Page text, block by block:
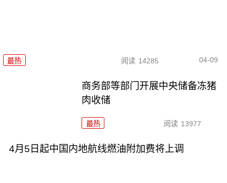
最热 阅读 14285 04-09
商务部等部门开展中央储备冻猪
肉收储
最热 阅读 13977
4月5日起中国内地航线燃油附加费将上调